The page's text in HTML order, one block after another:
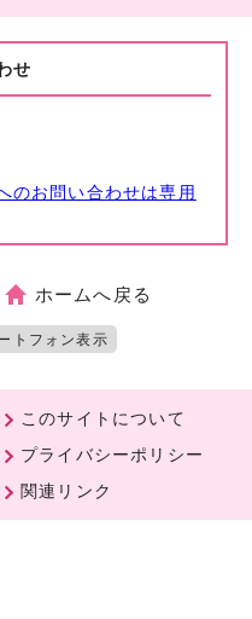
せ
お問い合わせは専用
ホームへ戻る
トフォン表示
このサイトについて
プライバシーポリシー
関連リンク